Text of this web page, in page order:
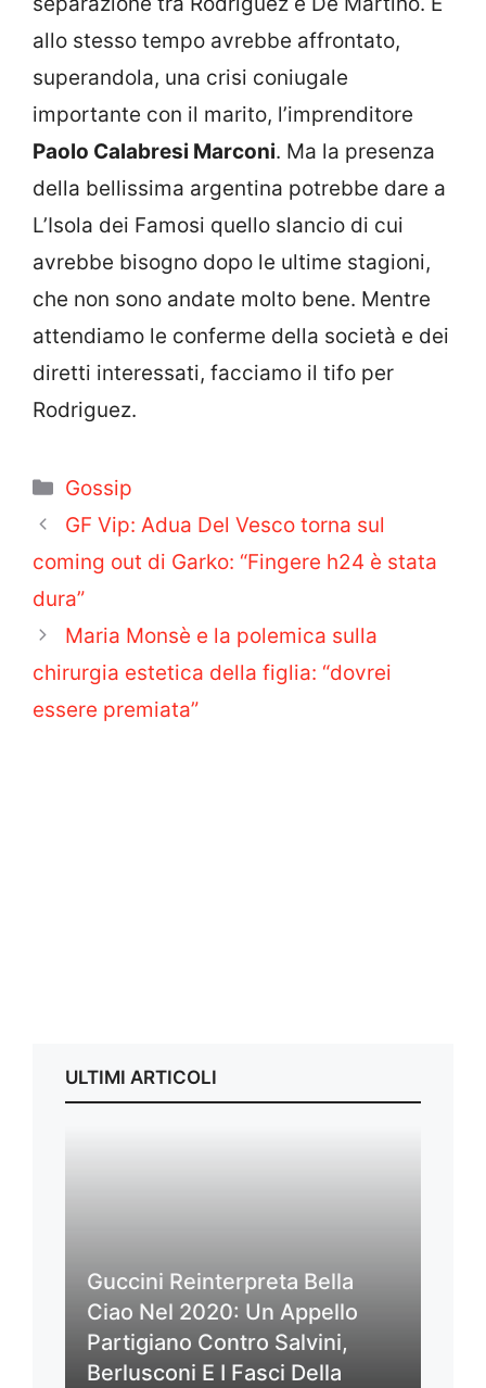
allo stesso tempo avrebbe affrontato,
superandola, una crisi coniugale
importante con il marito, l’imprenditore
Paolo Calabresi Marconi. Ma la presenza
della bellissima argentina potrebbe dare a
L’Isola dei Famosi quello slancio di cui
avrebbe bisogno dopo le ultime stagioni,
che non sono andate molto bene. Mentre
attendiamo le conferme della società e dei
diretti interessati, facciamo il tifo per
Rodriguez.
Categorie
Gossip
GF Vip: Adua Del Vesco torna sul
coming out di Garko: “Fingere h24 è stata
dura”
Maria Monsè e la polemica sulla
chirurgia estetica della figlia: “dovrei
essere premiata”
ULTIMI ARTICOLI
Guccini Reinterpreta Bella
Ciao Nel 2020: Un Appello
Partigiano Contro Salvini,
Berlusconi E I Fasci Della